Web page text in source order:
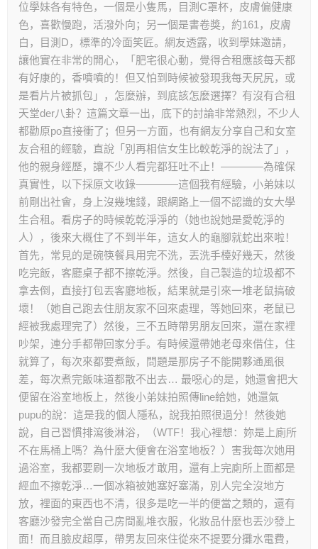
位學妹各有特色，一個是小隻馬，目測C罩杯，皮膚偏健康
色，喜歡慢跑，活潑外向；另一個是書卷獎，約161，皮膚
白，目測D，標準的冷面笑匠。網友透露，收到學妹邀請，
讓他實在非常的開心，「肥宅很心動，覺得合租應該每天都
有好康的，香噴噴的！但又怕到時候被發現我每天尻尻，或
是看片片被抓包」，怎麼辦，到底該怎麼選擇？有沒有合租
天堂der八卦？這篇文章一出，底下的討論非常熱烈，不少人
都勸原po直接衝了；但另一方面，也有網友分享自己和女室
友合租的經驗，直說「別再相信女生比較乾淨的說法了」，
他的親身經歷，讓不少人看完都狂吐不止！————為確保
真實性，以下採原文收錄————這個我有經驗，小弟妹以
前剛出社會，身上沒幾塊錢，跟網路上一個不認識的女大學
生合租。看房子的時候乾乾淨淨的（她也說她是愛乾淨的
人），後來大概住了不到半年，這女人的龜腳就蛇出來啦！
首先，常見的是碗筷餐具用完不洗，丟洗手檯好幾天，然後
吃完飯，客廳桌子都不擦乾淨。然後，自己製造的垃圾都不
拿去倒，直接打包丟客廳地板，結果就是引來一堆老鼠搞破
壞！（她自己跑去住朋友家不回來處理，等她回來，老鼠已
經被我處理完了）然後，三不五時帶男朋友回來，還在家裡
吵架，連分手都帶回家分手。有時候還帶她老母來借住，住
就算了，每次來都要煮飯，問題是那房子不能開夥通風很
差，每次煮完飯味道都散不出去… 最噁心的是，她還會把大
便留在浴室地板上，然後小弟妹拍照傳line給她，她還氣
pupu的說：這是我的個人隱私，說我拍照很過分！然後她
說，自己習慣排瀉後淋浴，（WTF！我心裡想：妳是上廁所
不在馬桶上嗎？為什麼大便會在浴室地板？）害我每次她用
過浴室，我都要刷一次地板才敢用，還有上完廁所上面都是
經血不擦乾淨…一個冰箱被她塞好塞滿，別人完全沒地方
放，裡面的東西也不清，很多是吃一半的便當之類的，還有
客廳沙發完全當自己房間亂堆衣服，化妝品什麼也丟沙發上
面！而且臉皮超厚，帶男友回來住從來不提要分攤水電費，